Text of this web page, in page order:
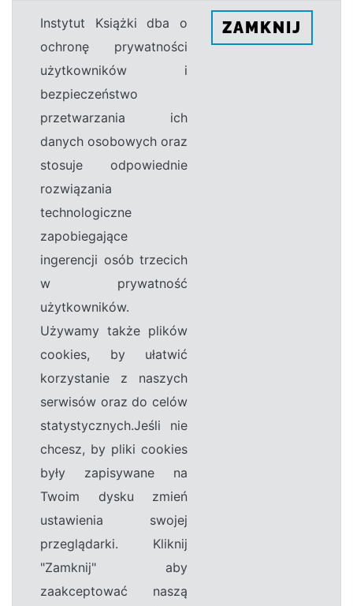
Instytut Książki dba o
ochronę prywatności
użytkowników i
bezpieczeństwo
przetwarzania ich
danych osobowych oraz
stosuje odpowiednie
rozwiązania
technologiczne
zapobiegające
ingerencji osób trzecich
w prywatność
użytkowników.
Używamy także plików
cookies, by ułatwić
korzystanie z naszych
serwisów oraz do celów
statystycznych.Jeśli nie
chcesz, by pliki cookies
były zapisywane na
Twoim dysku zmień
ustawienia swojej
przeglądarki. Kliknij
"Zamknij" aby
zaakceptować naszą
ZAMKNIJ